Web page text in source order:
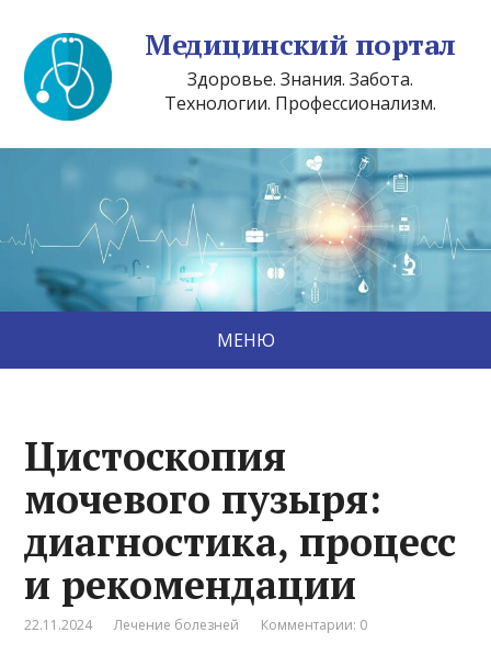
Медицинский портал
Здоровье. Знания. Забота.
Технологии. Профессионализм.
МЕНЮ
Цистоскопия
мочевого пузыря:
диагностика, процесс
и рекомендации
22.11.2024 Лечение болезней Комментарии: 0